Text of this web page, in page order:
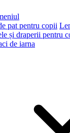
pat pentru copii
și draperii pentru
de iarna